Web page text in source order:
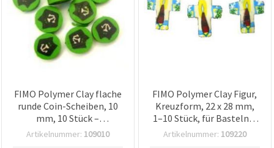
FIMO Polymer Clay flache
runde Coin-Scheiben, 10
mm, 10 Stück –
Schmuckzubehör & Deko-
Artikelnummer: 109010
FIMO Polymer Clay Figur,
Kreuzform, 22 x 28 mm,
1–10 Stück, für Basteln &
DIY
Artikelnummer: 109220